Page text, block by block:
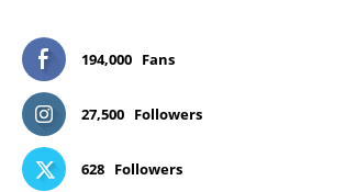
194,000 Fans
27,500 Followers
628 Followers